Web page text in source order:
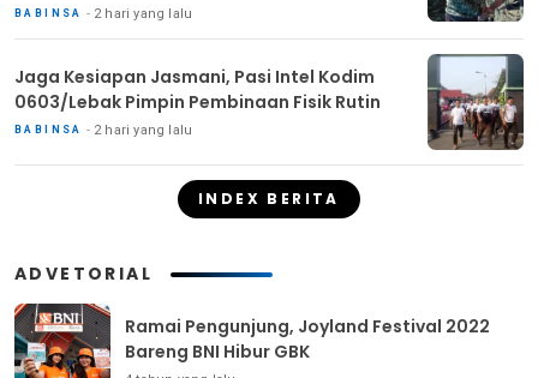
BABINSA 2 hari yang lalu
Jaga Kesiapan Jasmani, Pasi Intel Kodim
0603/Lebak Pimpin Pembinaan Fisik Rutin
BABINSA 2 hari yang lalu
INDEX BERITA
ADVETORIAL
Ramai Pengunjung, Joyland Festival 2022
Bareng BNI Hibur GBK